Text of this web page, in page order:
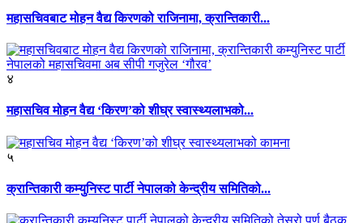
महासचिवबाट मोहन वैद्य किरणको राजिनामा, क्रान्तिकारी...
४
महासचिव मोहन वैद्य ‘किरण’को शीघ्र स्वास्थ्यलाभको...
५
क्रान्तिकारी कम्युनिस्ट पार्टी नेपालको केन्द्रीय समितिको...